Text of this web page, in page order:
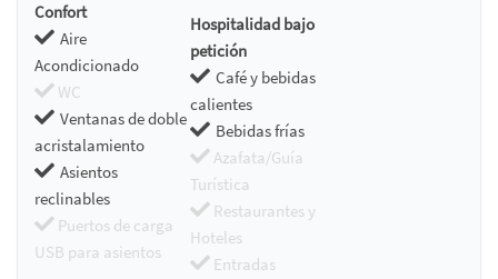
Confort
Aire
Acondicionado
WC
Ventanas de doble
acristalamiento
Asientos
reclinables
Puertos de carga
USB para asientos
Hospitalidad bajo
petición
Café y bebidas
calientes
Bebidas frías
Azafata/Guía
Turística
Restaurantes y
Hoteles
Entradas